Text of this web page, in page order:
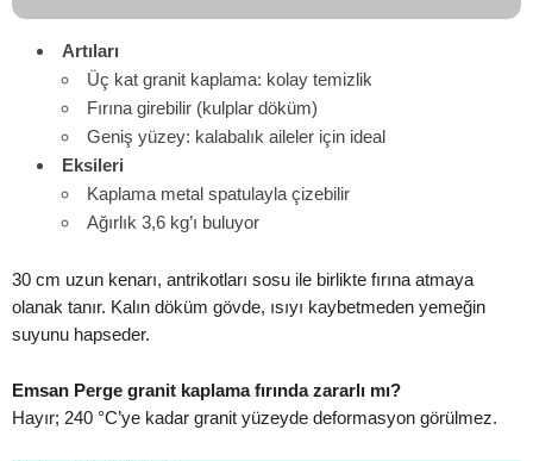
Artıları
Üç kat granit kaplama: kolay temizlik
Fırına girebilir (kulplar döküm)
Geniş yüzey: kalabalık aileler için ideal
Eksileri
Kaplama metal spatulayla çizebilir
Ağırlık 3,6 kg’ı buluyor
30 cm uzun kenarı, antrikotları sosu ile birlikte fırına atmaya
olanak tanır. Kalın döküm gövde, ısıyı kaybetmeden yemeğin
suyunu hapseder.
Emsan Perge granit kaplama fırında zararlı mı?
Hayır; 240 °C’ye kadar granit yüzeyde deformasyon görülmez.